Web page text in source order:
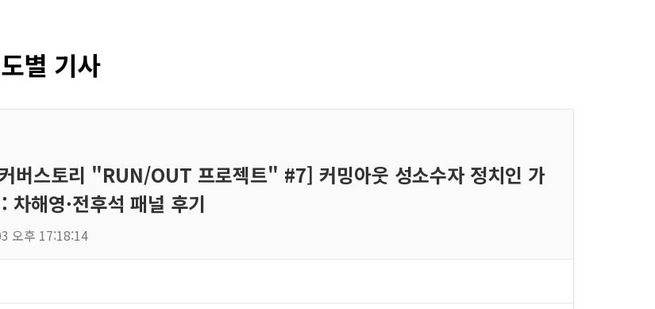
별 기사
버스토리 "RUN/OUT 프로젝트" #7] 커밍아웃 성소수자 정치인 가
차해영·전후석 패널 후기
오후 17:18:14